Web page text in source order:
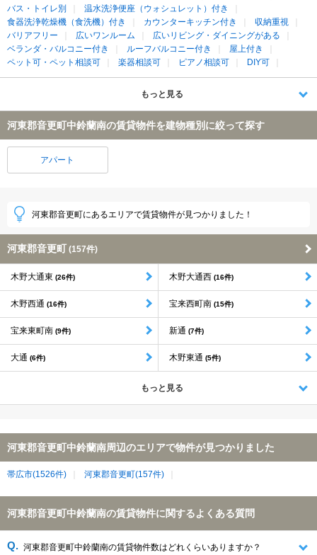
バス・トイレ別
温水洗浄便座（ウォシュレット）付き
食器洗浄乾燥機（食洗機）付き
カウンターキッチン付き
収納重視
バリアフリー
広いワンルーム
広いリビング・ダイニングがある
ベランダ・バルコニー付き
ルーフバルコニー付き
屋上付き
ペット可・ペット相談可
楽器相談可 ピアノ相談可 DIY可
もっと見る
河東郡音更町中鈴蘭南の賃貸物件を建物種別に絞って探す
アパート
河東郡音更町にあるエリアで賃貸物件が見つかりました！
河東郡音更町 (157件)
木野大通東 (26件) 木野大通西 (16件)
木野西通 (16件) 宝来西町南 (15件)
宝来東町南 (9件) 新通 (7件)
大通 (6件) 木野東通 (5件)
もっと見る
河東郡音更町中鈴蘭南周辺のエリアで物件が見つかりました
帯広市(1526件) 河東郡音更町(157件)
河東郡音更町中鈴蘭南の賃貸物件に関するよくある質問
河東郡音更町中鈴蘭南の賃貸物件数はどれくらいありますか？